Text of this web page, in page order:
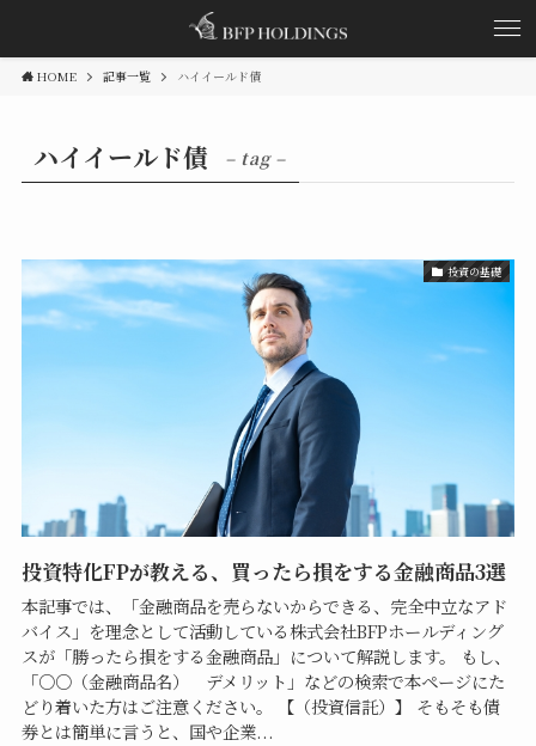
HOME 記事一覧 ハイイールド債
ハイイールド債 – tag –
投資の基礎
投資特化FPが教える、買ったら損をする金融商品3選
本記事では、「金融商品を売らないからできる、完全中立なアド
バイス」を理念として活動している株式会社BFPホールディング
スが「勝ったら損をする金融商品」について解説します。 もし、
「○○（金融商品名） デメリット」などの検索で本ページにた
どり着いた方はご注意ください。 【（投資信託）】 そもそも債
券とは簡単に言うと、国や企業...